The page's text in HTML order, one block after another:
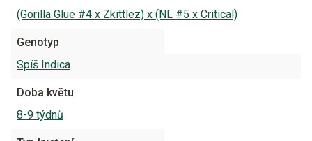
(Gorilla Glue #4 x Zkittlez) x (NL #5 x Critical)
Genotyp
Spíš Indica
Doba květu
8-9 týdnů